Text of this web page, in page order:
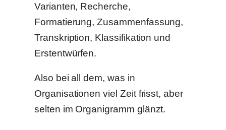
Varianten, Recherche,
Formatierung, Zusammenfassung,
Transkription, Klassifikation und
Erstentwürfen.
Also bei all dem, was in
Organisationen viel Zeit frisst, aber
selten im Organigramm glänzt.